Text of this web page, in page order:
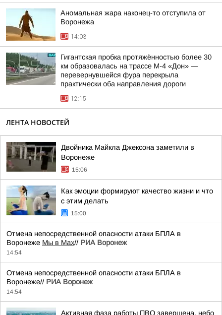
Аномальная жара наконец-то отступила от
Воронежа
14:03
Гигантская пробка протяжённостью более 30
км образовалась на трассе М-4 «Дон» —
перевернувшейся фура перекрыла
практически оба направления дороги
12:15
ЛЕНТА НОВОСТЕЙ
Двойника Майкла Джексона заметили в
Воронеже
15:06
Как эмоции формируют качество жизни и что
с этим делать
15:00
Отмена непосредственной опасности атаки БПЛА в
Воронеже Мы в Мах// РИА Воронеж
14:54
Отмена непосредственной опасности атаки БПЛА в
Воронеже// РИА Воронеж
14:54
Активная фаза работы ПВО завершена, небо